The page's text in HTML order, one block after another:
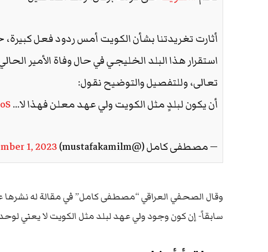
أثارت تغريدتنا بشأن الكويت أمس ردود فعل
استقرار هذا البلد الخليجي في حال وفاة الأمير
تعالى، وللتفصيل والتوضيح نقول:
أن يكون لبلدٍ مثل الكويت ولي عهد معلن فهذا لا…
— مصطفى كامل (@mustafakamilm) 1, 2023
وقال الصحفي العراقي “مصطفى كامل” في مقالة له
سابقاً- إن كون وجود ولي عهد لبلد مثل الكويت لا يعني